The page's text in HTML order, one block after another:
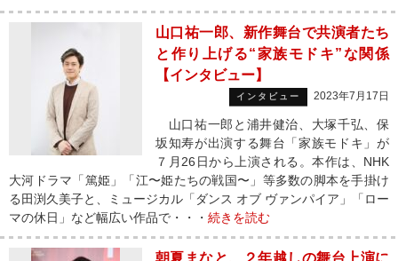
山口祐一郎、新作舞台で共演者たち
と作り上げる“家族モドキ”な関係
【インタビュー】
インタビュー 2023年7月17日
山口祐一郎と浦井健治、大塚千弘、保
坂知寿が出演する舞台「家族モドキ」が
７月26日から上演される。本作は、NHK
大河ドラマ「篤姫」「江〜姫たちの戦国〜」等多数の脚本を手掛け
る田渕久美子と、ミュージカル「ダンス オブ ヴァンパイア」「ロー
マの休日」など幅広い作品で・・・ 続きを読む
朝夏まなと、２年越しの舞台上演に